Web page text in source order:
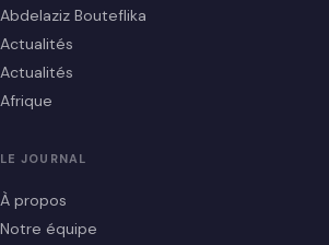
Abdelaziz Bouteflika
Actualités
Actualités
Afrique
LE JOURNAL
À propos
Notre équipe